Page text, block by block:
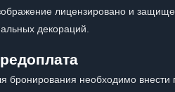
лицензировано и
декораций.
бронирования необходимо внести